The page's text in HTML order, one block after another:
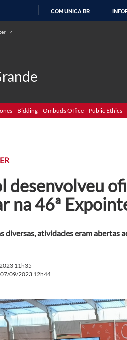
COMUNICA BR
4
Bidding Ombuds Office Public Ethics
desenvolveu
na 46ª
diversas, atividades eram abertas
11h35
09/2023 12h44